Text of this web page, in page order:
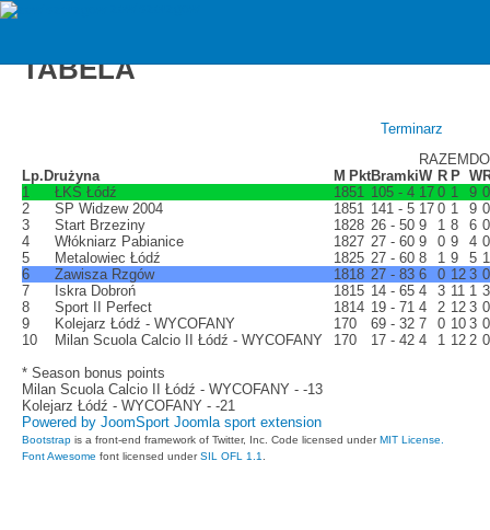
TABELA
Terminarz
RAZEM
Lp. Drużyna M PktBramki
1
ŁKS Łódź 1851
105 - 4
2
SP Widzew 2004 1851
141 - 5
3
Start Brzeziny 1828 26 - 50
4
Włókniarz Pabianice 1827 27 - 60
5
Metalowiec Łódź 1825 27 - 60
6
Zawisza Rzgów 1818 27 - 83
7
Iskra Dobroń 1815 14 - 65
8
Sport II Perfect 1814 19 - 71
9
Kolejarz Łódź - WYCOFANY 170
69 - 32
10
Milan Scuola Calcio II Łódź - WYCOFANY 170 17 - 42
W R P
17 0 1
17 0 1
9
1 8
9
0 9
8
1 9
6
0 12
4
3 11
4
2 12
7
0 10
4
1 12
W
9 0
9 0
6 0
4 0
5 1
3 0
1 3
3 0
3 0
2 0
* Season bonus points
Milan Scuola Calcio II Łódź - WYCOFANY - -13
Kolejarz Łódź - WYCOFANY - -21
Powered by JoomSport Joomla sport extension
Bootstrap is a front-end framework of Twitter, Inc. Code licensed underMIT License.
Font Awesome font licensed underSIL OFL 1.1